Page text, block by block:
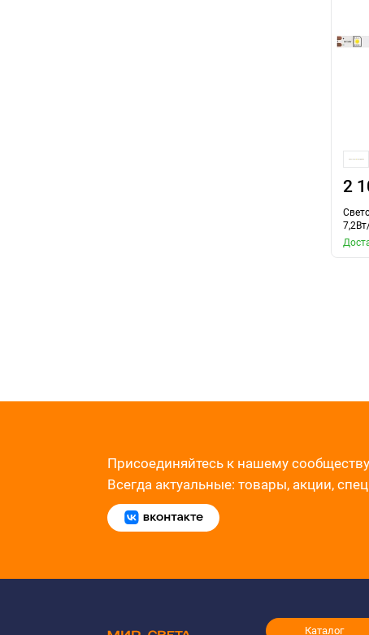
2
Присоединяйтесь к нашему
Всегда актуальные: товары, акции,
Каталог